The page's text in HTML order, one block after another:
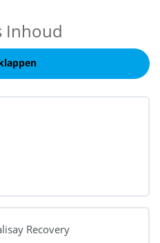
Inhoud
Hoofdstukken
Recovery